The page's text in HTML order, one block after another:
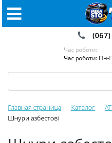
Час роботи:
Час роботи: Пн-
Главная страница Каталог
Шнури азбестові